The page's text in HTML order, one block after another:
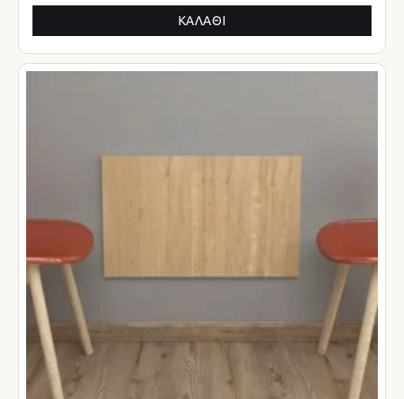
ΚΑΛΆΘΙ